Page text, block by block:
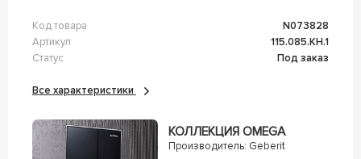
Код товара
n073828
Артикул
115.085.KH.1
Статус
Под заказ
Все характеристики
КОЛЛЕКЦИЯ OMEGA
Производитель: Geberit